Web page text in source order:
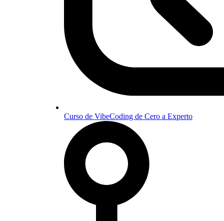
Curso de VibeCoding de Cero a Experto